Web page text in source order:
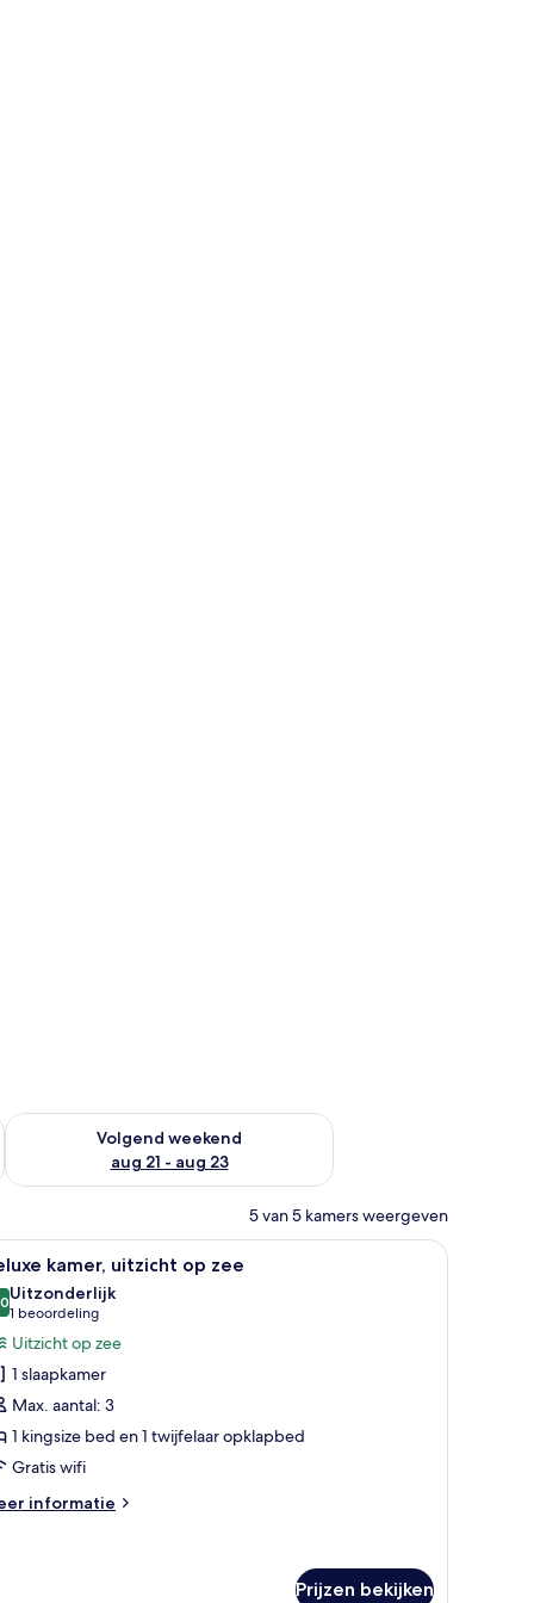
weekend aug 14 - aug 16
Volgend weekend
aug 21 - aug 23
De beschikbaarheid controleren voor volgend weekend aug
5 van 5 kamers weergeven
met uitzicht op een golfbaan, en een gebouw met een rood dak.
Een hotelkamer met een groot bed, een
12 kamer, uitzicht op zee
van 10
Uitzonderlijk
1 beoordeling
(1
beoordeling)
Uitzicht op zee
1 slaapkamer
Max. aantal: 3
1 kingsize bed en 1 twijfelaar opklapbed
Gratis wifi
informatie
Prijzen bekijken